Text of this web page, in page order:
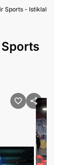
Sports - Istiklal